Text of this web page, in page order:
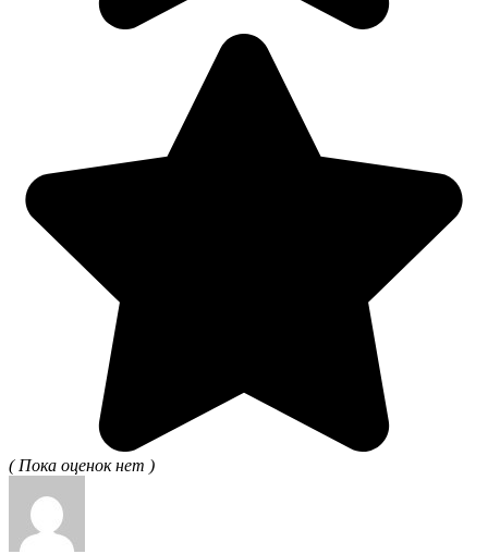
( Пока оценок нет )